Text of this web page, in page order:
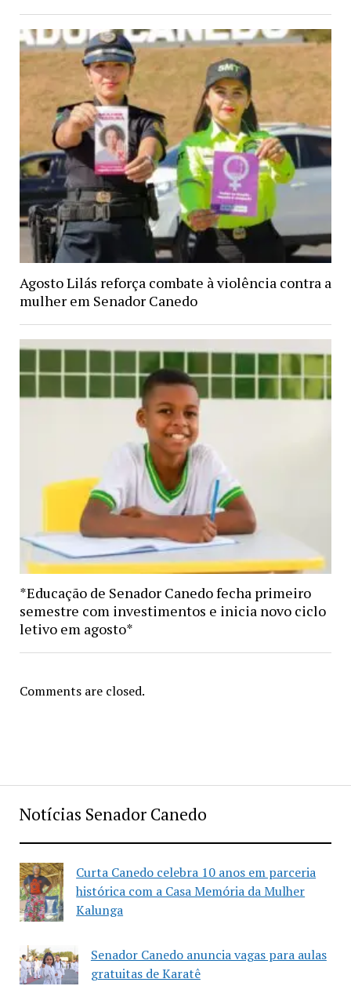
Notícias Senador Canedo
Curta Canedo celebra 10 anos em parceria
histórica com a Casa Memória da Mulher
Kalunga
Senador Canedo anuncia vagas para aulas
gratuitas de Karatê
Agosto Lilás reforça combate à violência contra a
mulher em Senador Canedo
*Educação de Senador Canedo fecha primeiro
semestre com investimentos e inicia novo ciclo
letivo em agosto*
Comments are closed.